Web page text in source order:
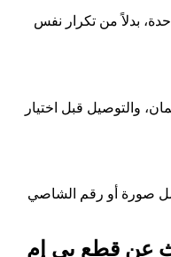
بدلاً من تكرار نفس
والتوصيل قبل اختيار
صورة أو رقم الشاصي
عن قطع بي إم